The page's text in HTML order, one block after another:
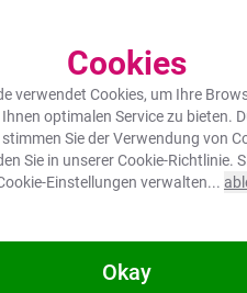
Cookies
verwendet Cookies, um Ihre
optimalen Service zu bieten.
Sie der Verwendung von
Sie in unsererCookie-Richtlinie.
Einstellungen verwalten...
Okay
Wanddeko
Leinwandbild - Möwen - Meer -